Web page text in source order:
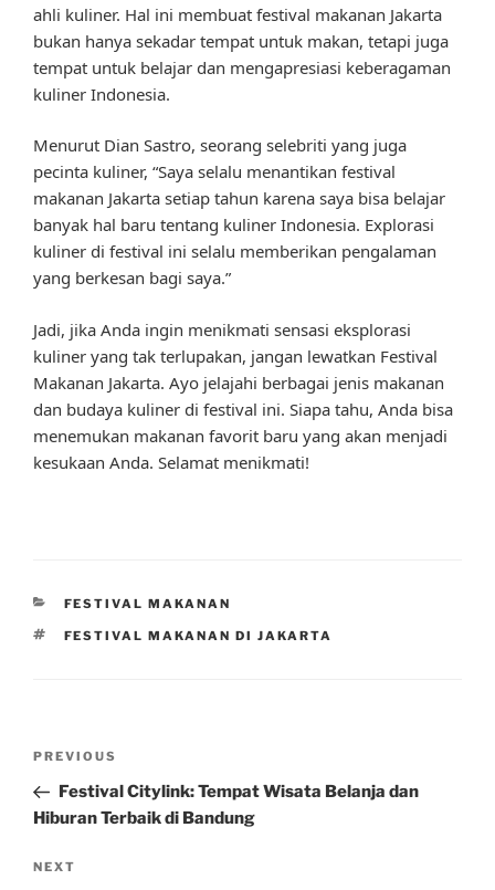
ahli kuliner. Hal ini membuat festival makanan Jakarta
bukan hanya sekadar tempat untuk makan, tetapi juga
tempat untuk belajar dan mengapresiasi keberagaman
kuliner Indonesia.
Menurut Dian Sastro, seorang selebriti yang juga
pecinta kuliner, “Saya selalu menantikan festival
makanan Jakarta setiap tahun karena saya bisa belajar
banyak hal baru tentang kuliner Indonesia. Explorasi
kuliner di festival ini selalu memberikan pengalaman
yang berkesan bagi saya.”
Jadi, jika Anda ingin menikmati sensasi eksplorasi
kuliner yang tak terlupakan, jangan lewatkan Festival
Makanan Jakarta. Ayo jelajahi berbagai jenis makanan
dan budaya kuliner di festival ini. Siapa tahu, Anda bisa
menemukan makanan favorit baru yang akan menjadi
kesukaan Anda. Selamat menikmati!
CATEGORIES
FESTIVAL MAKANAN
TAGS
FESTIVAL MAKANAN DI JAKARTA
Previous
Post
PREVIOUS
Festival Citylink: Tempat Wisata Belanja dan
Hiburan Terbaik di Bandung
Next
NEXT